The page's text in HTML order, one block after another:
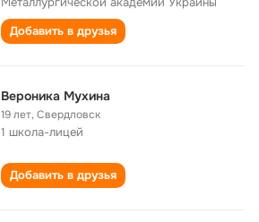
Добавить в друзья
Вероника Мухина
19 лет,Свердловск
1 школа-лицей
Добавить в друзья